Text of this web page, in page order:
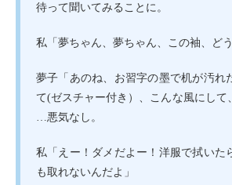
待って聞いてみることに。
私「夢ちゃん、夢ちゃん、この袖、ど
夢子「あのね、お習字の墨で机が汚れ
て(ゼスチャー付き）、こんな風にして
…悪気なし。
私「えー！ダメだよー！洋服で拭いた
も取れないんだよ」